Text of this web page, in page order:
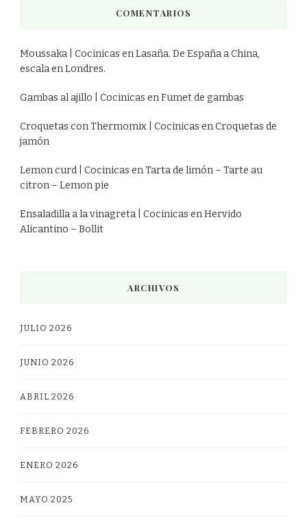
COMENTARIOS
Moussaka | Cocinicas enLasaña. De España a China,
escala en Londres.
Gambas al ajillo | Cocinicas enFumet de gambas
Croquetas con Thermomix | Cocinicas enCroquetas de
jamón
Lemon curd | Cocinicas enTarta de limón – Tarte au
citron – Lemon pie
Ensaladilla a la vinagreta | Cocinicas enHervido
Alicantino – Bollit
ARCHIVOS
JULIO 2026
JUNIO 2026
ABRIL 2026
FEBRERO 2026
ENERO 2026
MAYO 2025